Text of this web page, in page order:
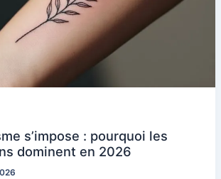
s’impose : pourquoi les
dominent en 2026